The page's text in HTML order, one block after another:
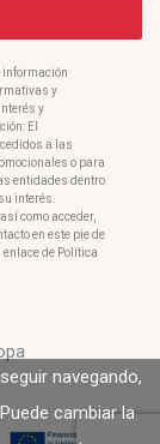
información
y
y
El
a las
o para
entidades dentro
interés.
como acceder,
en este pie de
de Política
navegando,
cambiar la